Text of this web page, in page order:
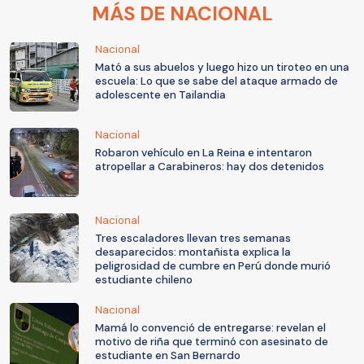
MÁS DE NACIONAL
Nacional
Mató a sus abuelos y luego hizo un tiroteo en una
escuela: Lo que se sabe del ataque armado de
adolescente en Tailandia
Nacional
Robaron vehículo en La Reina e intentaron
atropellar a Carabineros: hay dos detenidos
Nacional
Tres escaladores llevan tres semanas
desaparecidos: montañista explica la
peligrosidad de cumbre en Perú donde murió
estudiante chileno
Nacional
Mamá lo convenció de entregarse: revelan el
motivo de riña que terminó con asesinato de
estudiante en San Bernardo